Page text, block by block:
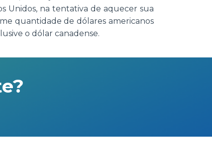
Unidos, na tentativa de aquecer sua
quantidade de dólares americanos
o dólar canadense.